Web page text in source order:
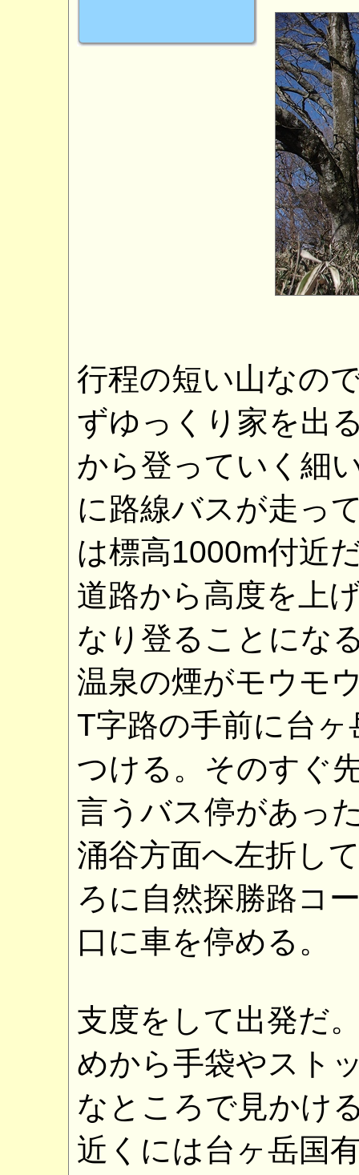
行程の短い山なの
ずゆっくり家を出
から登っていく細
に路線バスが走っ
は標高1000m付近
道路から高度を上
なり登ることにな
温泉の煙がモウモ
T字路の手前に台
つける。そのすぐ
言うバス停があっ
涌谷方面へ左折し
ろに自然探勝路コ
口に車を停める。
支度をして出発だ
めから手袋やスト
なところで見かけ
近くには台ヶ岳国